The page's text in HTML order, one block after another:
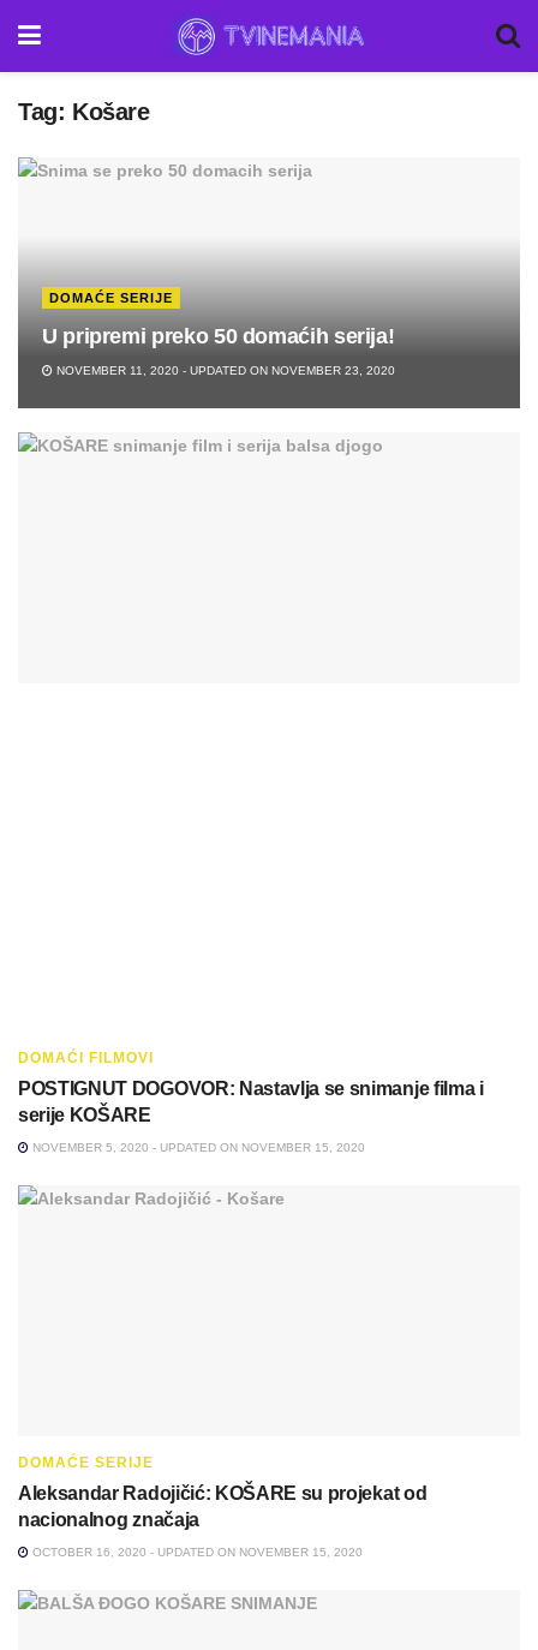
Tag: Košare
DOMAĆE SERIJE
U pripremi preko 50 domaćih serija!
NOVEMBER 11, 2020 - UPDATED ON NOVEMBER 23, 2020
DOMAĆI FILMOVI
POSTIGNUT DOGOVOR: Nastavlja se snimanje filma i
serije KOŠARE
NOVEMBER 5, 2020 - UPDATED ON NOVEMBER 15, 2020
DOMAĆE SERIJE
Aleksandar Radojičić: KOŠARE su projekat od
nacionalnog značaja
OCTOBER 16, 2020 - UPDATED ON NOVEMBER 15, 2020